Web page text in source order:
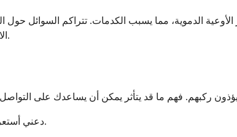
الدموية، مما يسبب الكدمات. تتراكم السوائل حول
الاستجابات، على الرغم من كونها غير مريحة، هي طريقة جسمك لبدء عملية الشفاء.
دعني أستعرض معك ما يتضرر عادة، بدءًا من المشكلات الأكثر تكرارًا وصولًا إلى الأقل شيوعًا.